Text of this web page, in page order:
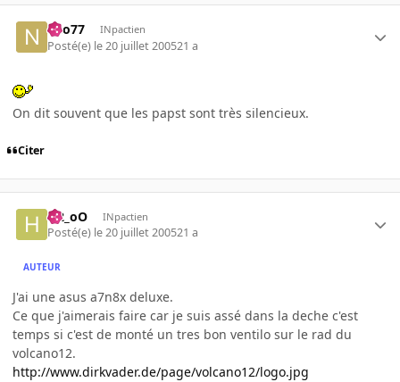
neo77 INpactien
Posté(e) le 20 juillet 200521 a
On dit souvent que les papst sont très silencieux.
Citer
H2_oO INpactien
Posté(e) le 20 juillet 200521 a
AUTEUR
J'ai une asus a7n8x deluxe.
Ce que j'aimerais faire car je suis assé dans la deche c'est
temps si c'est de monté un tres bon ventilo sur le rad du
volcano12.
http://www.dirkvader.de/page/volcano12/logo.jpg